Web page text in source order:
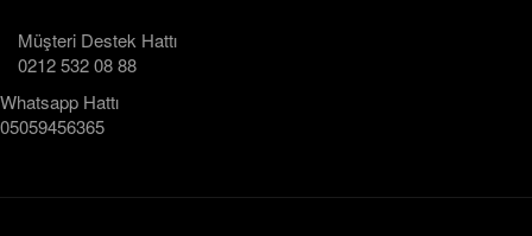
Müşteri Destek Hattı
0212 532 08 88
Whatsapp Hattı
05059456365